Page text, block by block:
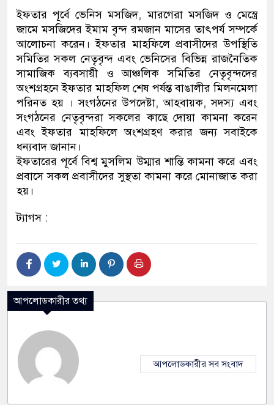
ইফতার পূর্বে ভেনিস মসজিদ, মারগেরা মসজিদ ও মেস্ত্রে
জামে মসজিদের ইমাম বৃন্দ রমজান মাসের তাৎপর্য সম্পর্কে
আলোচনা করেন। ইফতার মাহফিলে প্রবাসীদের উপস্থিতি
সমিতির সকল নেতৃবৃন্দ এবং ভেনিসের বিভিন্ন রাজনৈতিক
সামাজিক ব্যবসায়ী ও আঞ্চলিক সমিতির নেতৃবৃন্দদের
অংশগ্রহনে ইফতার মাহফিল শেষ পর্যন্ত বাঙালীর মিলনমেলা
পরিনত হয় । সংগঠনের উপদেষ্টা, আহবায়ক, সদস্য এবং
সংগঠনের নেতৃবৃন্দরা সকলের কাছে দোয়া কামনা করেন
এবং ইফতার মাহফিলে অংশগ্রহণ করার জন্য সবাইকে
ধন্যবাদ জানান।
ইফতারের পূর্বে বিশ্ব মুসলিম উম্মার শান্তি কামনা করে এবং
প্রবাসে সকল প্রবাসীদের সুস্থতা কামনা করে মোনাজাত করা
হয়।
ট্যাগস :
আপলোডকারীর তথ্য
আপলোডকারীর সব সংবাদ